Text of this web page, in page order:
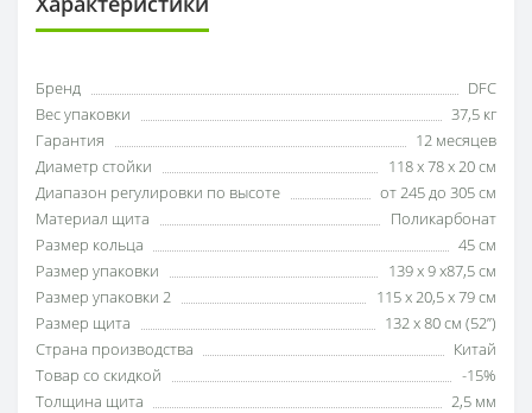
Бренд
DFC
Вес упаковки
37,5 кг
Гарантия
12 месяцев
Диаметр стойки
118 х 78 х 20 см
Диапазон регулировки по высоте
от 245 до 305 см
Материал щита
Поликарбонат
Размер кольца
45 см
Размер упаковки
139 х 9 х87,5 см
Размер упаковки 2
115 х 20,5 х 79 см
Размер щита
132 х 80 см (52’’)
Страна производства
Китай
Товар со скидкой
-15%
Толщина щита
2,5 мм